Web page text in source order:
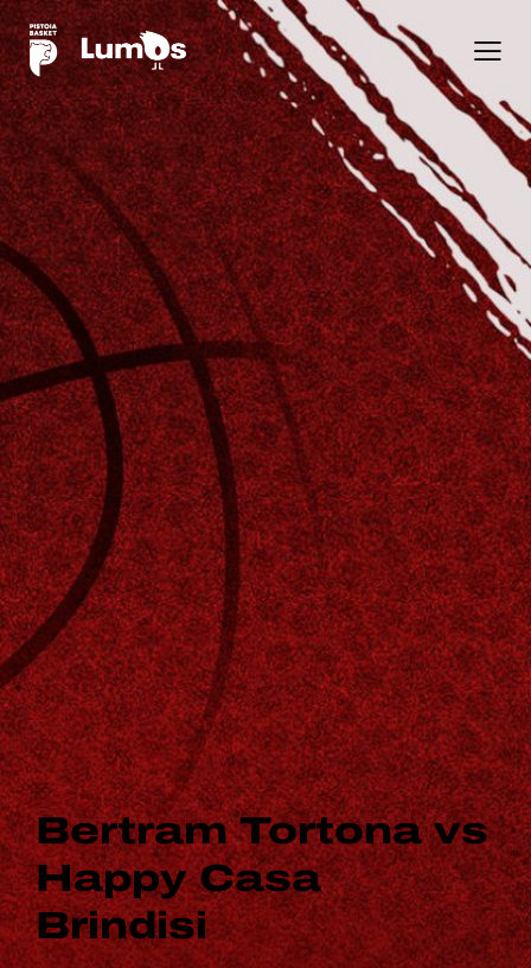
Bertram Tortona vs
Happy Casa
Brindisi